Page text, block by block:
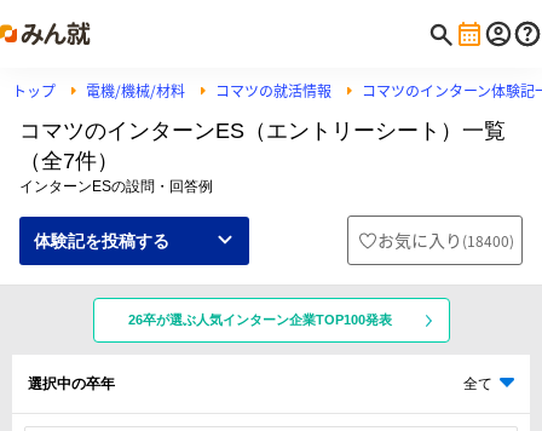
トップ 電機/機械/材料 コマツの就活情報 コマツのインターン体験記
コマツのインターンES（エントリーシート）一覧
（全7件）
インターンESの設問・回答例
体験記を投稿する お気に入り (18400)
26卒が選ぶ人気インターン企業TOP100発表
選択中の卒年 全て